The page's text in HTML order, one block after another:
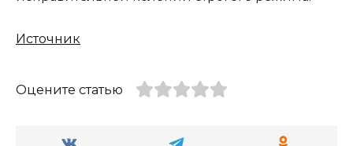
Источник
Оцените статью